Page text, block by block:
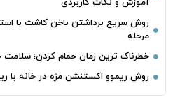
آموزش و نکات کاربردی
روش سریع برداشتن ناخن کاشت با
مرحله
خطرناک‌ ترین زمان‌ حمام کردن؛ سلامت خود
روش ریموو اکستنشن مژه در خانه با